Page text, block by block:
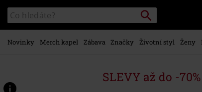
hlavnímu
obsahu
Katalog
vyhledávání
Vyhledávání
Novinky Merch kapel Zábava Značky Životní styl Ženy
SLEVY až do -